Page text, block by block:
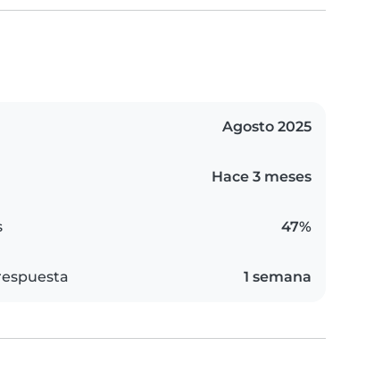
Agosto 2025
Hace 3 meses
47%
1 semana